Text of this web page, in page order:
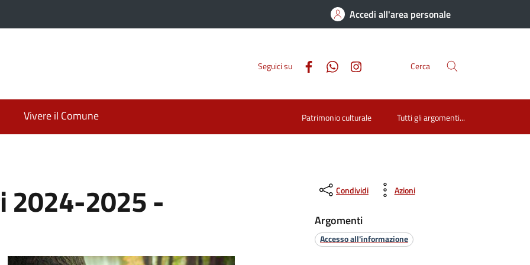
Accedi all'area personale
Seguici su Cerca
Vivere il Comune Patrimonio culturale Tutti gli argomenti...
2024-2025 - Condividi Azioni
Argomenti
Accesso all'informazione